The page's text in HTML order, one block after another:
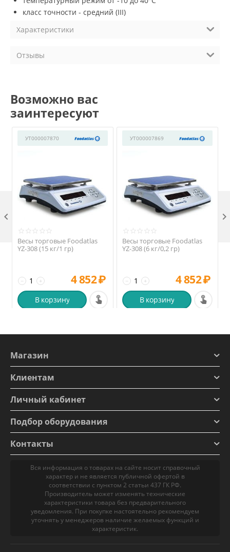
класс точности - средний (III)
Характеристики
Отзывы
Возможно вас
заинтересуют
УТ000007870
Весы торговые Foodatlas
YZ-308 (15 кг/1 гр)
+
− 4 852₽
В корзину
УТ000007869
Весы торговые Foodatlas
YZ-308 (6 кг/0,2 гр)
+
− 4 852₽
В корзину
 
Магазин
Клиентам
Личный кабинет
Подбор оборудования
Контакты
Вся информация о товарах на сайте носит справочный
характер и не является публичной офертой в
соответствии с пунктом 2 статьи 437 ГК РФ.
Производитель может изменять технические
характеристики товара без предварительного
уведомления. При покупке настоятельно рекомендуем
уточнять у менеджеров наличие желаемых функций и
характеристик.